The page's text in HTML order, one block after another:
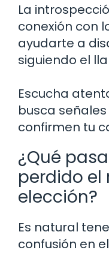
La
conexión con
ayudarte a
siguiendo el
Escucha
busca
confirmen tu
¿Qué
perdido el
elección?
Es natural
confusión en